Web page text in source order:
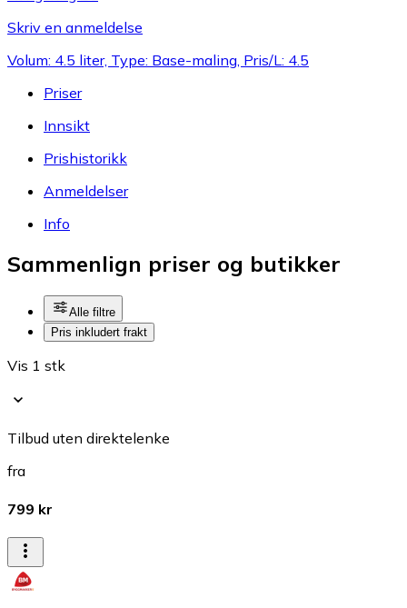
Skriv en anmeldelse
Volum: 4.5 liter, Type: Base-maling, Pris/L: 4.5
Priser
Innsikt
Prishistorikk
Anmeldelser
Info
Sammenlign priser og butikker
Alle filtre
Pris inkludert frakt
Vis 1 stk
Tilbud uten direktelenke
fra
799 kr